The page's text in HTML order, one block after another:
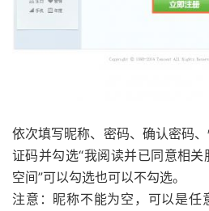
依次填写昵称、密码、确认密码
证码并勾选“我阅读并已同意相关
空间”可以勾选也可以不勾选。
注意：昵称不能为空，可以是任